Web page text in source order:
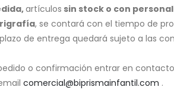
artículos sin stock o con
, se contará con el tiempo de
de entrega quedará sujeto a las
o confirmación entrar en
comercial@biprismainfantil.com .